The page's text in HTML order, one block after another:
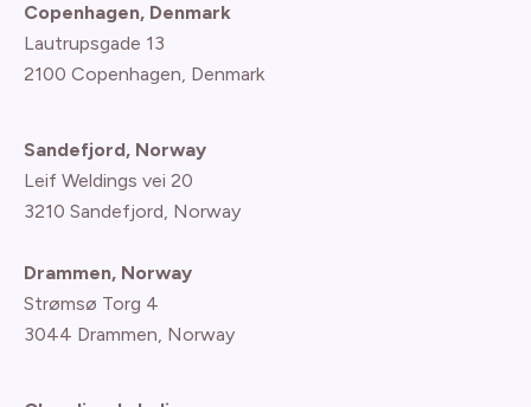
Copenhagen, Denmark
Lautrupsgade 13
2100 Copenhagen, Denmark
Sandefjord, Norway
Leif Weldings vei 20
3210 Sandefjord, Norway
Drammen, Norway
Strømsø Torg 4
3044 Drammen, Norway